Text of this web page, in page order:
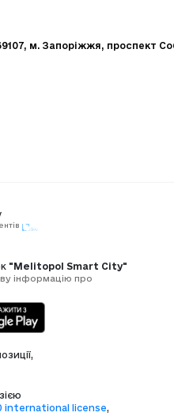
м. Запоріжжя, проспект
"Melitopol Smart City"
інформацію про
international license,